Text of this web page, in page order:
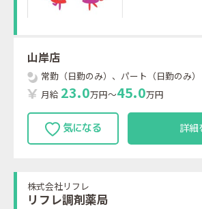
山岸店
常勤（日勤のみ）、パート（日勤のみ）
月給 23.0万円～45.0万円
詳細
株式会社リフレ
リフレ調剤薬局